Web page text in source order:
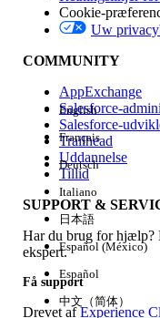
Version
Experience
Cookie-
Uw
COMMUNITY
AppExchange
Salesforce-
Salesforce-
Trailhead
Uddannelse
Tillid
SUPPORT &
Har du brug for hjælp?
ekspert.
Få support
Drevet afExperience
English
Français
Deutsch
Italiano
日本語
Español (México)
Español
中文（简体）